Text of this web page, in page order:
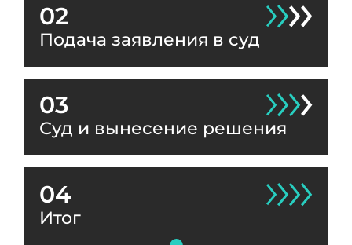
02
Подача заявления в суд
03
Суд и вынесение решения
04
Итог